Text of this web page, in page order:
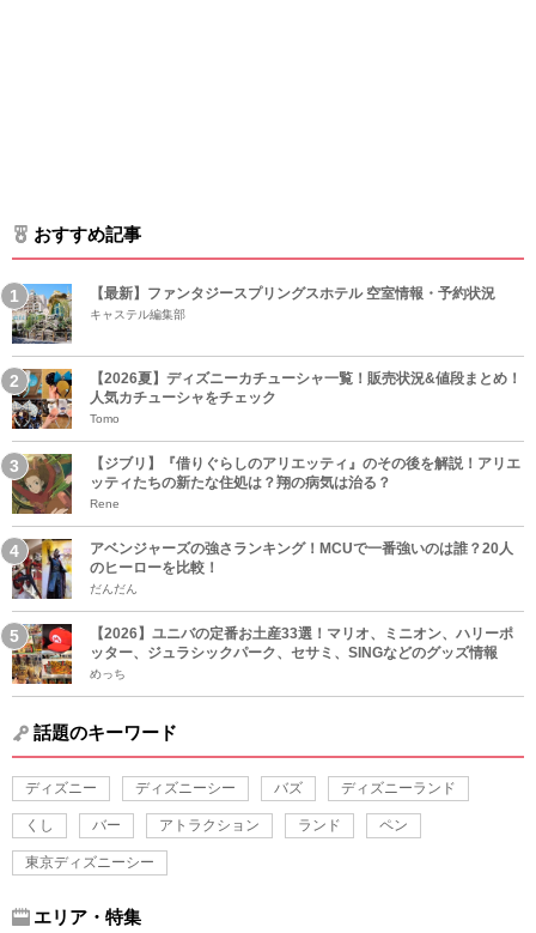
おすすめ記事
【最新】ファンタジースプリングスホテル 空室情報・予約状況
キャステル編集部
【2026夏】ディズニーカチューシャ一覧！販売状況&値段まとめ！
人気カチューシャをチェック
Tomo
【ジブリ】『借りぐらしのアリエッティ』のその後を解説！アリエ
ッティたちの新たな住処は？翔の病気は治る？
Rene
アベンジャーズの強さランキング！MCUで一番強いのは誰？20人
のヒーローを比較！
だんだん
【2026】ユニバの定番お土産33選！マリオ、ミニオン、ハリーポ
ッター、ジュラシックパーク、セサミ、SINGなどのグッズ情報
めっち
話題のキーワード
ディズニー ディズニーシー バズ ディズニーランド
くし バー アトラクション ランド ペン
東京ディズニーシー
エリア・特集